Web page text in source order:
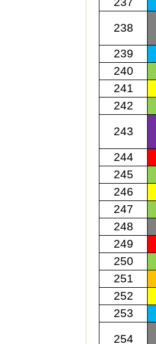
238
239
240
241
242
243
244
245
246
247
248
249
250
251
252
253
254